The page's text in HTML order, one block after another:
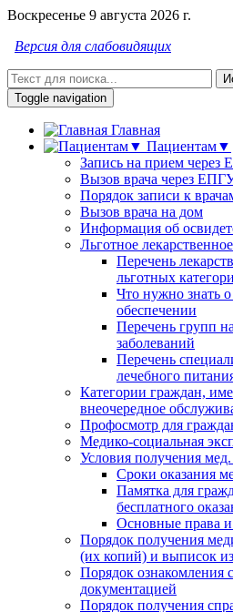
Воскресенье 9 августа 2026 г.
Версия для слабовидящих
Toggle navigation
Главная
Пациентам▼
Запись на прием через
Вызов врача через
Порядок записи к
Вызов врача на дом
Информация об
Льготное
Перечень
льготных
Что нужно знать
обеспечении
Перечень групп
заболеваний
Перечень
лечебного
Категории граждан,
внеочередное
Профосмотр для
Медико-социальная
Условия получения
Сроки оказания
Памятка для
бесплатного
Основные права и
Порядок получения
(их копий) и выписок
Порядок ознакомления
документацией
Порядок получения